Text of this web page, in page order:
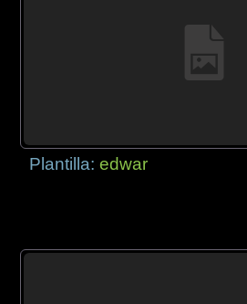
Plantilla:edwar